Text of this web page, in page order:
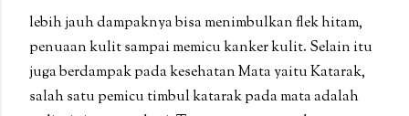
lebih jauh dampaknya bisa menimbulkan flek hitam,
penuaan kulit sampai memicu kanker kulit. Selain itu
juga berdampak pada kesehatan Mata yaitu Katarak,
salah satu pemicu timbul katarak pada mata adalah